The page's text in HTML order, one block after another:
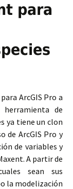
para
ArcGIS Pro a
de
ya tiene un clon
de ArcGIS Pro y
de variables y
A partir de
sean sus
la modelización